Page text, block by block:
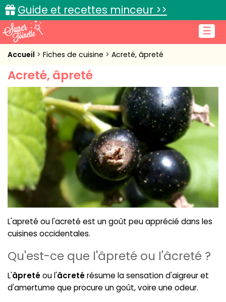
☰
Guide et recettes minceur >>
Accueil
Recettes de cuisine
Cuisine pratique
L'actu cuisine
Connexion
Accueil Fiches de cuisine Acreté, âpreté
Acreté, âpreté
L'apreté ou l'acreté est un goût peu apprécié dans les
cuisines occidentales.
Qu'est-ce que l'âpreté ou l'âcreté ?
L'âpretéou l'âcretérésume la sensation d'aigreur et
d'amertume que procure un goût, voire une odeur.